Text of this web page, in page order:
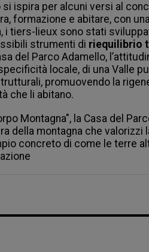
si ispira per alcuni versi al
formazione e abitare, con
i tiers-lieux sono stati
strumenti di riequilibrio
del Parco Adamello,
locale, di una Valle
promuovendo la
che li abitano.
Montagna", la Casa del
della montagna che valorizzi
concreto di come le terre